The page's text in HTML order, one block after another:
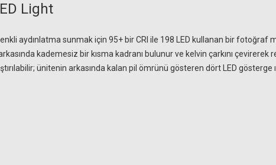
Light
aydınlatma sunmak için 95+ bir CRI ile 198 LED kullanan bir fotoğraf
arkasında kademesiz bir kısma kadranı bulunur ve kelvin çarkını
ünitenin arkasında kalan pil ömrünü gösteren dört LED gösterge